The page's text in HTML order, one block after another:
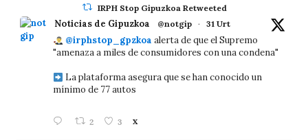
IRPH Stop Gipuzkoa Retweeted
Noticias de Gipuzkoa @notgip · 31 Urt
@irphstop_gpzkoa alerta de que el Supremo
"amenaza a miles de consumidores con una condena"
La plataforma asegura que se han conocido un
mínimo de 77 autos
2 3 X